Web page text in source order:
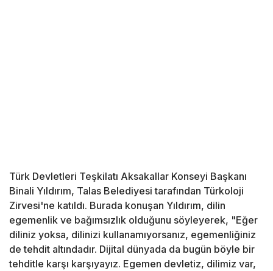
Türk Devletleri Teşkilatı Aksakallar Konseyi Başkanı
Binali Yıldırım, Talas Belediyesi tarafından Türkoloji
Zirvesi'ne katıldı. Burada konuşan Yıldırım, dilin
egemenlik ve bağımsızlık olduğunu söyleyerek, "Eğer
diliniz yoksa, dilinizi kullanamıyorsanız, egemenliğiniz
de tehdit altındadır. Dijital dünyada da bugün böyle bir
tehditle karşı karşıyayız. Egemen devletiz, dilimiz var,